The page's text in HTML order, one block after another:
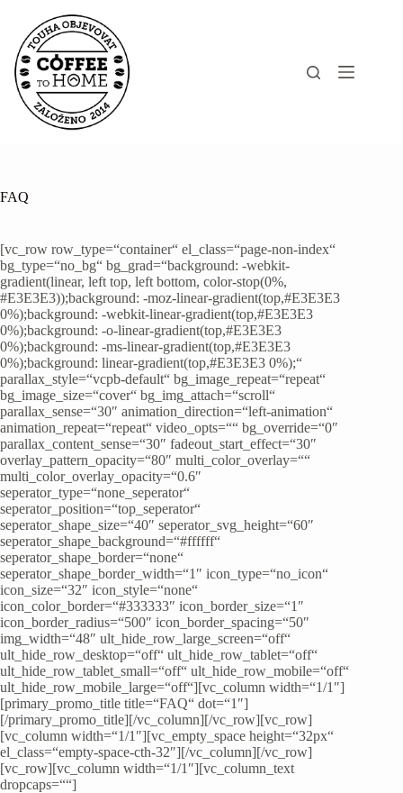
content
FAQ
[vc_row row_type=“container“ el_class=“page-non-index“
bg_type=“no_bg“ bg_grad=“background: -webkit-
gradient(linear, left top, left bottom, color-stop(0%,
#E3E3E3));background: -moz-linear-gradient(top,#E3E3E3
0%);background: -webkit-linear-gradient(top,#E3E3E3
0%);background: -o-linear-gradient(top,#E3E3E3
0%);background: -ms-linear-gradient(top,#E3E3E3
0%);background: linear-gradient(top,#E3E3E3 0%);“
parallax_style=“vcpb-default“ bg_image_repeat=“repeat“
bg_image_size=“cover“ bg_img_attach=“scroll“
parallax_sense=“30″ animation_direction=“left-animation“
animation_repeat=“repeat“ video_opts=““ bg_override=“0″
parallax_content_sense=“30″ fadeout_start_effect=“30″
overlay_pattern_opacity=“80″ multi_color_overlay=““
multi_color_overlay_opacity=“0.6″
seperator_type=“none_seperator“
seperator_position=“top_seperator“
seperator_shape_size=“40″ seperator_svg_height=“60″
seperator_shape_background=“#ffffff“
seperator_shape_border=“none“
seperator_shape_border_width=“1″ icon_type=“no_icon“
icon_size=“32″ icon_style=“none“
icon_color_border=“#333333″ icon_border_size=“1″
icon_border_radius=“500″ icon_border_spacing=“50″
img_width=“48″ ult_hide_row_large_screen=“off“
ult_hide_row_desktop=“off“ ult_hide_row_tablet=“off“
ult_hide_row_tablet_small=“off“ ult_hide_row_mobile=“off“
ult_hide_row_mobile_large=“off“][vc_column width=“1/1″]
[primary_promo_title title=“FAQ“ dot=“1″]
[/primary_promo_title][/vc_column][/vc_row][vc_row]
[vc_column width=“1/1″][vc_empty_space height=“32px“
el_class=“empty-space-cth-32″][/vc_column][/vc_row]
[vc_row][vc_column width=“1/1″][vc_column_text
dropcaps=““]